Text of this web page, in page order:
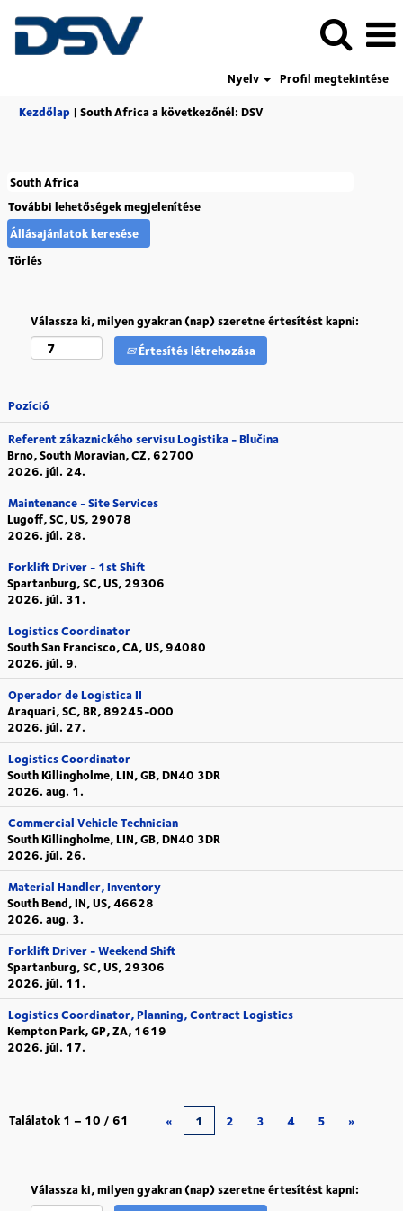
Nyelv
Profil megtekintése
Kezdőlap | South Africa a következőnél: DSV(aktuális
További lehetőségek megjelenítése
Törlés
Válassza ki, milyen gyakran (nap) szeretne értesítést kapni:
Értesítés létrehozása
Pozíció
Referent zákaznického servisu Logistika - Blučina
Brno, South Moravian, CZ, 62700
2026. júl. 24.
Maintenance - Site Services
Lugoff, SC, US, 29078
2026. júl. 28.
Forklift Driver - 1st Shift
Spartanburg, SC, US, 29306
2026. júl. 31.
Logistics Coordinator
South San Francisco, CA, US, 94080
2026. júl. 9.
Operador de Logistica II
Araquari, SC, BR, 89245-000
2026. júl. 27.
Logistics Coordinator
South Killingholme, LIN, GB, DN40 3DR
2026. aug. 1.
Commercial Vehicle Technician
South Killingholme, LIN, GB, DN40 3DR
2026. júl. 26.
Material Handler, Inventory
South Bend, IN, US, 46628
2026. aug. 3.
Forklift Driver - Weekend Shift
Spartanburg, SC, US, 29306
2026. júl. 11.
Logistics Coordinator, Planning, Contract Logistics
Kempton Park, GP, ZA, 1619
2026. júl. 17.
Találatok 1 – 10 / 61 « 1 2 3 4 5 »
Válassza ki, milyen gyakran (nap) szeretne értesítést kapni: